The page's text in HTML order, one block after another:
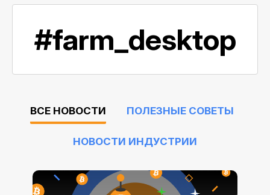
#farm_desktop
ВСЕ НОВОСТИ ПОЛЕЗНЫЕ СОВЕТЫ
НОВОСТИ ИНДУСТРИИ